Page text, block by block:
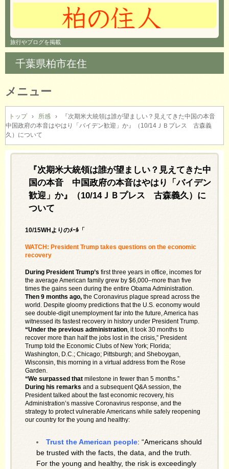
旅行やブログを掲載
千葉県柏市在住
メニュー
コ
ン
テ
ン
トップ › 所感 ›
『次期米大統領は誰が望ましい？見えてきた中国の本音
中国政府の本音はやはり「バイデン歓迎」か』（10/14ＪＢプレス 古森義
久）について
『次期米大統領は誰が望ましい？見えてきた中
国の本音 中国政府の本音はやはり「バイデン
歓迎」か』（10/14ＪＢプレス 古森義久）に
ついて
10/15WHよりのﾒｰﾙ「
WATCH: President Trump takes questions on the economic
recovery
During President Trump’s first three years in office, incomes for
the average American family grew by $6,000–more than five
times the gains seen during the entire Obama Administration.
Then 9 months ago, the Coronavirus plague spread across the
world. Despite gloomy predictions that the U.S. economy would
see double-digit unemployment far into the future, America has
witnessed its fastest recovery in history under President Trump.
“Under the previous administration, it took 30 months to
recover more than half the jobs lost in the crisis,” President
Trump told the Economic Clubs of New York; Florida;
Washington, D.C.; Chicago; Pittsburgh; and Sheboygan,
Wisconsin, this morning in a virtual address from the Rose
Garden.
“We surpassed thatmilestone in fewer than 5 months.”
During his remarks and a subsequent Q&A session, the
President talked about the fast economic recovery, his
Administration’s massive Coronavirus response, and the
strategy to protect vulnerable Americans while safely reopening
our country for the young and healthy:
Trust the American people: “Americans should
be trusted with the facts, the data, and the truth.
For the young and healthy, the risk is exceedingly